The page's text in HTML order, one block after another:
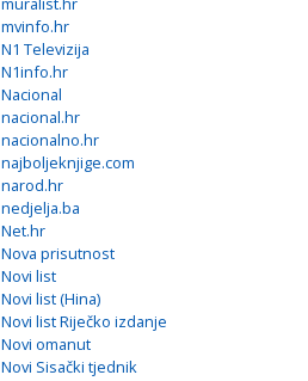
mvinfo.hr
N1 Televizija
N1info.hr
Nacional
nacional.hr
nacionalno.hr
najboljeknjige.com
narod.hr
nedjelja.ba
Net.hr
Nova prisutnost
Novi list
Novi list (Hina)
Novi list Riječko izdanje
Novi omanut
Novi Sisački tjednik